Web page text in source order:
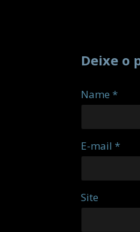
Deixe o
Name *
E-mail *
Site